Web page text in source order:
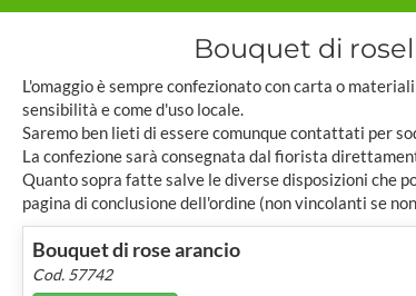
Bouquet di
L'omaggio è sempre confezionato con carta o
sensibilità e come d'uso locale.
Saremo ben lieti di essere comunque contattati per
La confezione sarà consegnata dal fiorista
Quanto sopra fatte salve le diverse disposizioni che
pagina di conclusione dell'ordine (non vincolanti se
Bouquet di rose arancio
Cod. 57742